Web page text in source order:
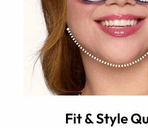
Fit & Style